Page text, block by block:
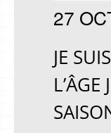
27
JE